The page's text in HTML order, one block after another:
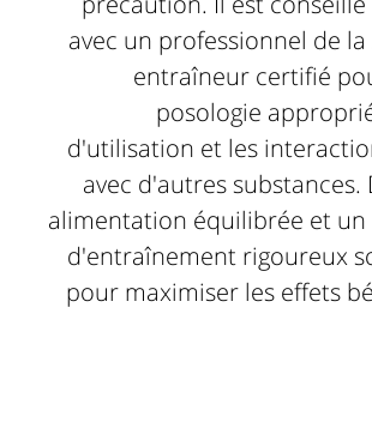
avec un professionnel de
entraîneur certifié
posologie
d'utilisation et les
avec d'autres substances.
alimentation équilibrée et
d'entraînement rigoureux
pour maximiser les effets